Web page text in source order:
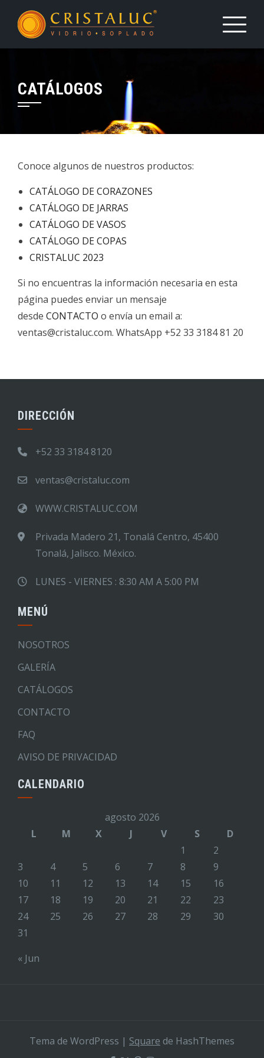
contenido
CATÁLOGOS
Conoce algunos de nuestros productos:
CATÁLOGO DE CORAZONES
CATÁLOGO DE JARRAS
CATÁLOGO DE VASOS
CATÁLOGO DE COPAS
CRISTALUC 2023
Si no encuentras la información necesaria en esta
página puedes enviar un mensaje
desde CONTACTO o envía un email a:
ventas@cristaluc.com. WhatsApp +52 33 3184 81 20
DIRECCIÓN
+52 33 3184 8120
ventas@cristaluc.com
WWW.CRISTALUC.COM
Privada Madero 21, Tonalá Centro, 45400
Tonalá, Jalisco. México.
LUNES - VIERNES : 8:30 AM A 5:00 PM
MENÚ
NOSOTROS
GALERÍA
CATÁLOGOS
CONTACTO
FAQ
AVISO DE PRIVACIDAD
CALENDARIO
agosto 2026
L
M X J V S
D
1
2
3
4 5 6 7 8
9
10
11 12 13 14 15
16
17
18 19 20 21 22
23
24
25 26 27 28 29
30
31
« Jun
Tema de WordPress | Square de HashThemes